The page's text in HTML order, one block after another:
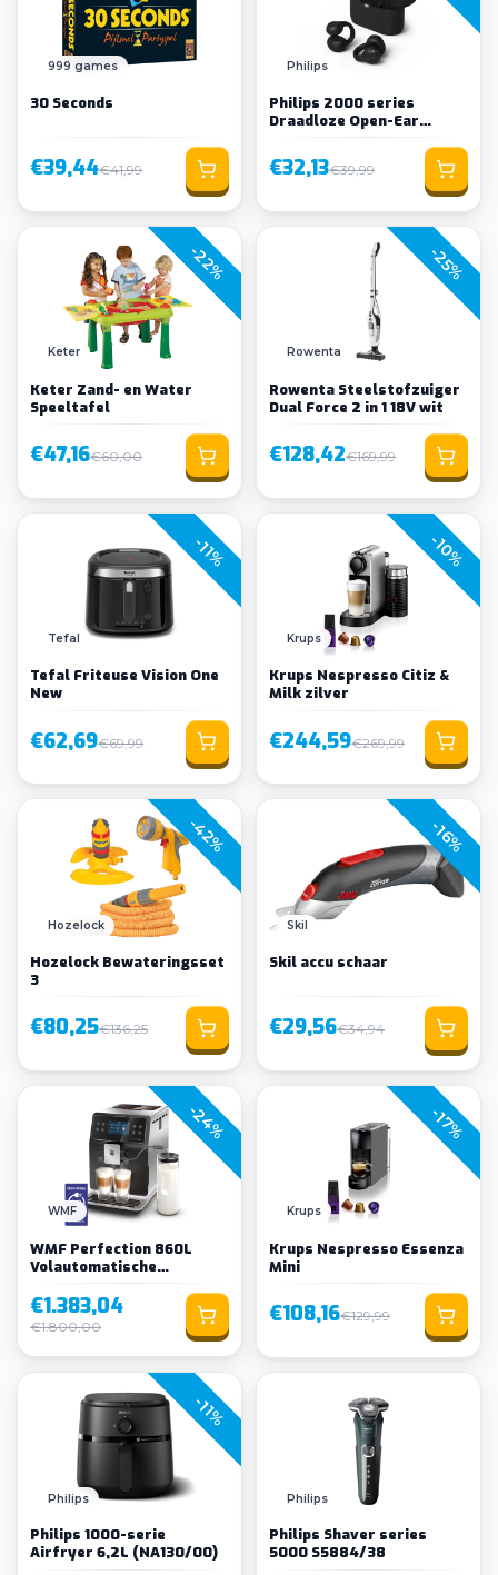
Loading...
999 games
30 Seconds
€39,44€41,99
Philips
Philips 2000 series
Draadloze Open-Ear
€32,13€39,99
-22%
Keter
Keter Zand- en Water
Speeltafel
€47,16€60,00
-25%
Rowenta
Rowenta Steelstofzuiger
Dual Force 2 in 1 18V wit
€128,42€169,99
-11%
Tefal
Tefal Friteuse Vision One
New
€62,69€69,99
-10%
Krups
Krups Nespresso Citiz &
Milk zilver
€244,59€269,99
-42%
Hozelock
Hozelock Bewateringsset
3
€80,25€136,25
-16%
Skil
Skil accu schaar
€29,56€34,94
-24%
WMF
WMF Perfection 860L
Volautomatische
Espressomachine
€1.383,04
€1.800,00
-17%
Krups
Krups Nespresso Essenza
Mini
€108,16€129,99
-11%
Philips
Philips 1000-serie
Airfryer 6,2L (NA130/00)
Philips
Philips Shaver series
5000 S5884/38